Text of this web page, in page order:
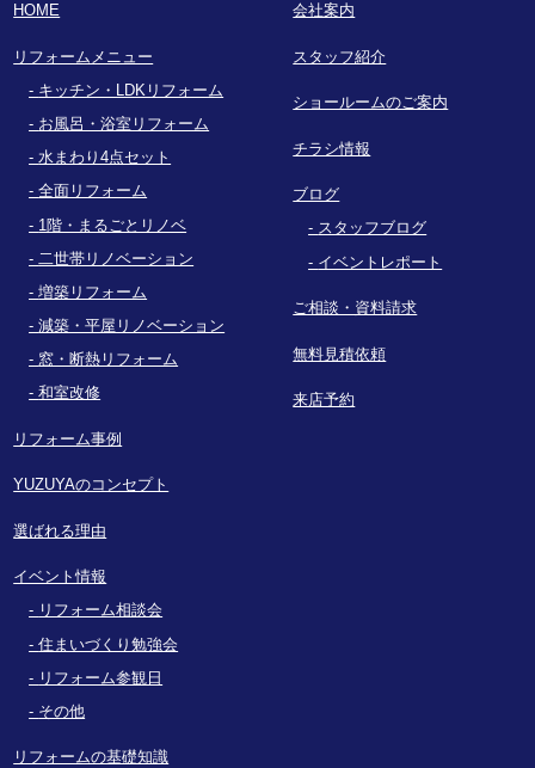
HOME
リフォームメニュー
キッチン・LDKリフォーム
お風呂・浴室リフォーム
水まわり4点セット
全面リフォーム
1階・まるごとリノベ
二世帯リノベーション
増築リフォーム
減築・平屋リノベーション
窓・断熱リフォーム
和室改修
リフォーム事例
YUZUYAのコンセプト
選ばれる理由
イベント情報
リフォーム相談会
住まいづくり勉強会
リフォーム参観日
その他
リフォームの基礎知識
会社案内
スタッフ紹介
ショールームのご案内
チラシ情報
ブログ
スタッフブログ
イベントレポート
ご相談・資料請求
無料見積依頼
来店予約